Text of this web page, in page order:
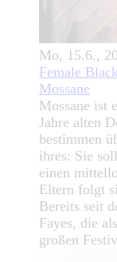
Mo, 15.6.,
Female
Mossane
Mossane ist
Jahre alten
bestimmen
ihres: Sie
einen
Eltern folgt
Bereits seit
Fayes, die
großen